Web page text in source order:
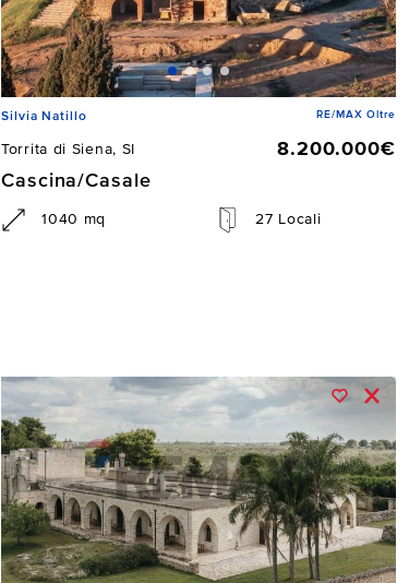
Silvia Natillo RE/MAX Oltre
Torrita di Siena, SI
8.200.000€
Cascina/Casale
1040 mq 27 Locali